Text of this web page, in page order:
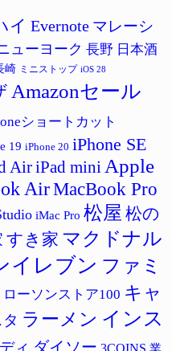
イ Evernote マレーシ
ューヨーク 長野 日本酒
崎 ミニストップ iOS 28
Amazonセール
ショートカット
19 iPhone 20 iPhone SE
AiriPad mini Apple
AirMacBook Pro
iMac Pro 松屋 松の
すき家 マクドナル
イレブン ファミ
ローソンストア100 キャ
ラーメン インス
ィ ダイソー 3COINS